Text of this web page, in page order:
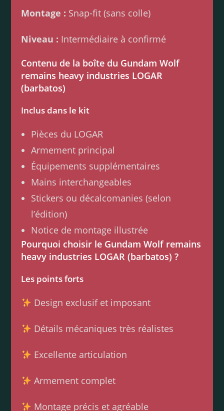
Montage : Snap-fit (sans colle)
Niveau : Intermédiaire à confirmé
Contenu de la boîte du Gundam Wolf
remains heavy industries LOGAR
(barbatos)
Inclus dans le kit
Pièces du LOGAR
Armement principal
Équipements supplémentaires
Mains interchangeables
Stickers ou décalcomanies (selon
l’édition)
Notice de montage illustrée
Pourquoi choisir le Gundam Wolf remains
heavy industries LOGAR (barbatos) ?
Les points forts
Design exclusif et imposant
Détails mécaniques très réalistes
Excellente articulation
Armement complet
Montage précis et agréable